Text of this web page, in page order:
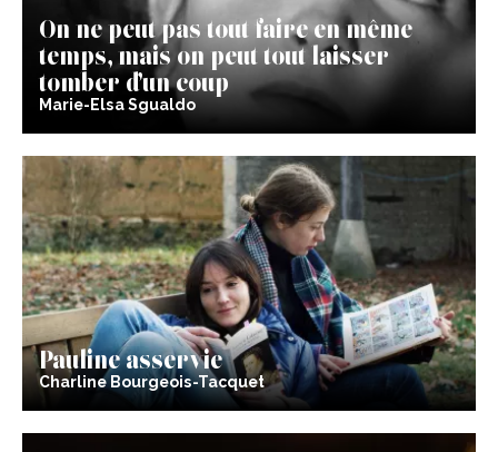
On ne peut pas tout faire en même
temps, mais on peut tout laisser
tomber d’un coup
Marie-Elsa Sgualdo
Pauline asservie
Charline Bourgeois-Tacquet